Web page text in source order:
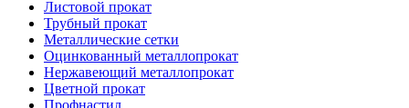
Листовой прокат
Трубный прокат
Металлические сетки
Оцинкованный металлопрокат
Нержавеющий металлопрокат
Цветной прокат
Профнастил